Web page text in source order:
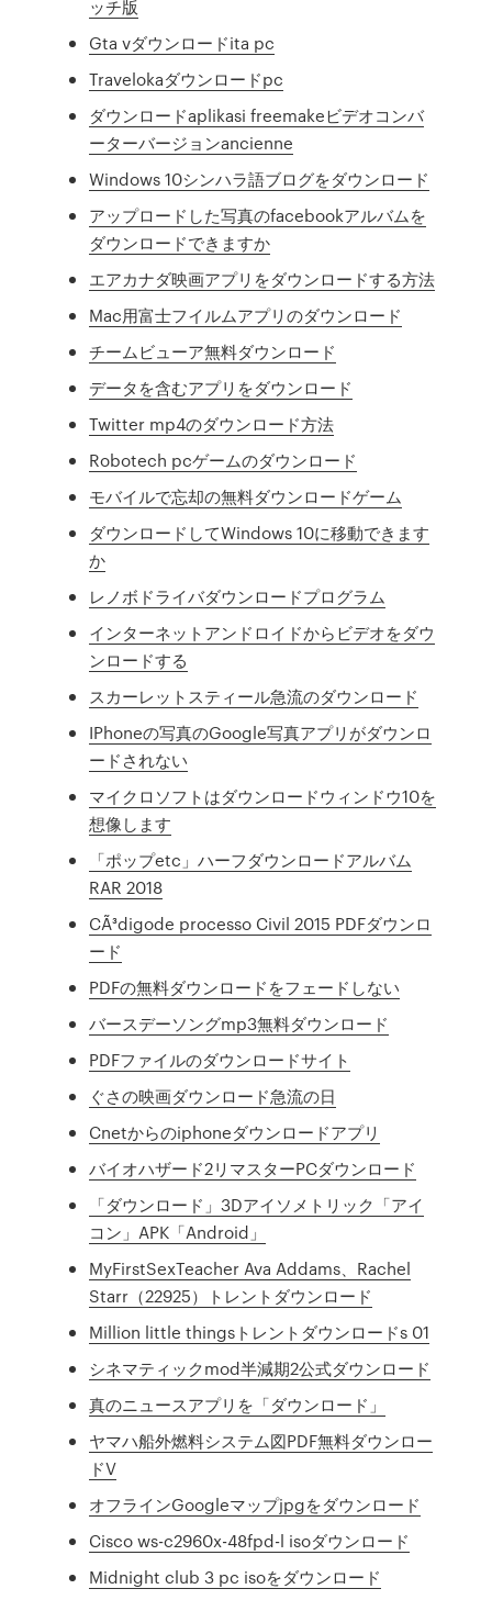
ッチ版
Gta vダウンロードita pc
Travelokaダウンロードpc
ダウンロードaplikasi freemakeビデオコンバ
ーターバージョンancienne
Windows 10シンハラ語ブログをダウンロード
アップロードした写真のfacebookアルバムを
ダウンロードできますか
エアカナダ映画アプリをダウンロードする方法
Mac用富士フイルムアプリのダウンロード
チームビューア無料ダウンロード
データを含むアプリをダウンロード
Twitter mp4のダウンロード方法
Robotech pcゲームのダウンロード
モバイルで忘却の無料ダウンロードゲーム
ダウンロードしてWindows 10に移動できます
か
レノボドライバダウンロードプログラム
インターネットアンドロイドからビデオをダウ
ンロードする
スカーレットスティール急流のダウンロード
IPhoneの写真のGoogle写真アプリがダウンロ
ードされない
マイクロソフトはダウンロードウィンドウ10を
想像します
「ポップetc」ハーフダウンロードアルバム
RAR 2018
CÃ³digode processo Civil 2015 PDFダウンロ
ード
PDFの無料ダウンロードをフェードしない
バースデーソングmp3無料ダウンロード
PDFファイルのダウンロードサイト
ぐさの映画ダウンロード急流の日
Cnetからのiphoneダウンロードアプリ
バイオハザード2リマスターPCダウンロード
「ダウンロード」3Dアイソメトリック「アイ
コン」APK「Android」
MyFirstSexTeacher Ava Addams、Rachel
Starr（22925）トレントダウンロード
Million little thingsトレントダウンロードs 01
シネマティックmod半減期2公式ダウンロード
真のニュースアプリを「ダウンロード」
ヤマハ船外燃料システム図PDF無料ダウンロー
ドV
オフラインGoogleマップjpgをダウンロード
Cisco ws-c2960x-48fpd-l isoダウンロード
Midnight club 3 pc isoをダウンロード